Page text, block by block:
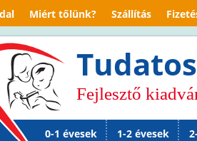
Miért tőlünk? Szállítás
Fejlesztő
0-1 évesek 1-2 évesek